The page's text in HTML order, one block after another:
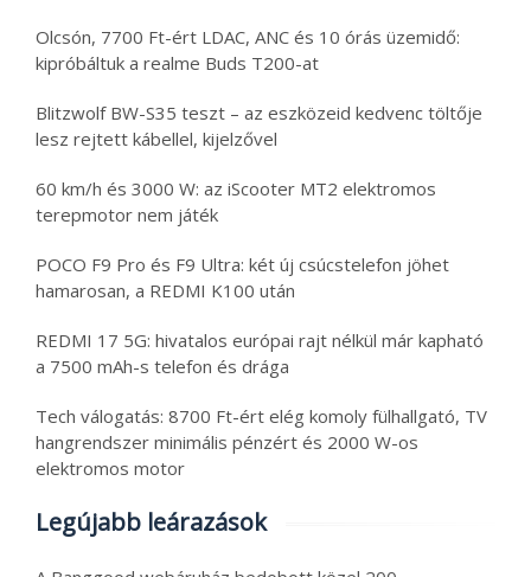
Olcsón, 7700 Ft-ért LDAC, ANC és 10 órás üzemidő:
kipróbáltuk a realme Buds T200-at
Blitzwolf BW-S35 teszt – az eszközeid kedvenc töltője
lesz rejtett kábellel, kijelzővel
60 km/h és 3000 W: az iScooter MT2 elektromos
terepmotor nem játék
POCO F9 Pro és F9 Ultra: két új csúcstelefon jöhet
hamarosan, a REDMI K100 után
REDMI 17 5G: hivatalos európai rajt nélkül már kapható
a 7500 mAh-s telefon és drága
Tech válogatás: 8700 Ft-ért elég komoly fülhallgató, TV
hangrendszer minimális pénzért és 2000 W-os
elektromos motor
Legújabb leárazások